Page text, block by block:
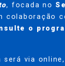
, focada no
colaboração
o
será via